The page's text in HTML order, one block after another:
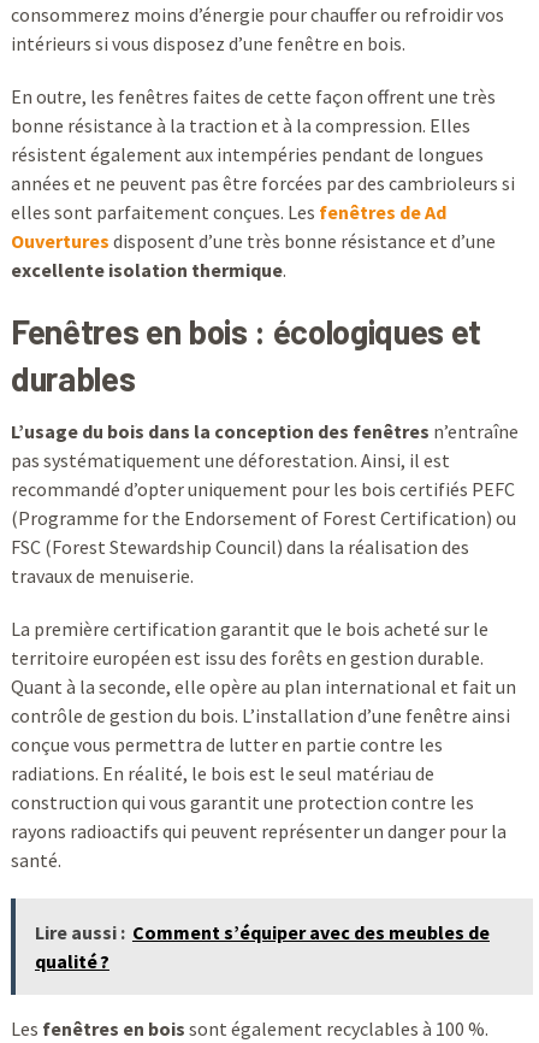
consommerez moins d’énergie pour chauffer ou refroidir vos
intérieurs si vous disposez d’une fenêtre en bois.
En outre, les fenêtres faites de cette façon offrent une très
bonne résistance à la traction et à la compression. Elles
résistent également aux intempéries pendant de longues
années et ne peuvent pas être forcées par des cambrioleurs si
elles sont parfaitement conçues. Les fenêtres de Ad
Ouvertures disposent d’une très bonne résistance et d’une
excellente isolation thermique.
Fenêtres en bois : écologiques et
durables
L’usage du bois dans la conception des fenêtres n’entraîne
pas systématiquement une déforestation. Ainsi, il est
recommandé d’opter uniquement pour les bois certifiés PEFC
(Programme for the Endorsement of Forest Certification) ou
FSC (Forest Stewardship Council) dans la réalisation des
travaux de menuiserie.
La première certification garantit que le bois acheté sur le
territoire européen est issu des forêts en gestion durable.
Quant à la seconde, elle opère au plan international et fait un
contrôle de gestion du bois. L’installation d’une fenêtre ainsi
conçue vous permettra de lutter en partie contre les
radiations. En réalité, le bois est le seul matériau de
construction qui vous garantit une protection contre les
rayons radioactifs qui peuvent représenter un danger pour la
santé.
Lire aussi : Comment s’équiper avec des meubles de
qualité ?
Les fenêtres en bois sont également recyclables à 100 %.